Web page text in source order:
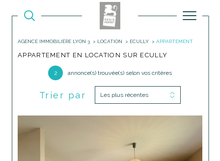
AGENCE IMMOBILIÈRE LYON 3 LOCATION ECULLY APPARTEMENT
APPARTEMENT EN LOCATION SUR ECULLY
2 annonce(s) trouvée(s) selon vos critères
Trier par Les plus récentes